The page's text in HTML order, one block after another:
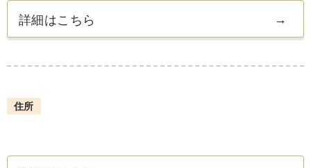
詳細はこちら
住所